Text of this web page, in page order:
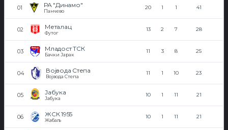
РА "Динамо"
Панчево
20 1 1 41
Металац
Футог
13 2 7 28
Младост ТСК
Бачки Јарак
11 3 8 25
Војвода Степа
Војвода Степа
11 1 10 23
Јабука
Јабука
10 1 11 21
ЖСК 1955
Жабаљ
10 1 11 21